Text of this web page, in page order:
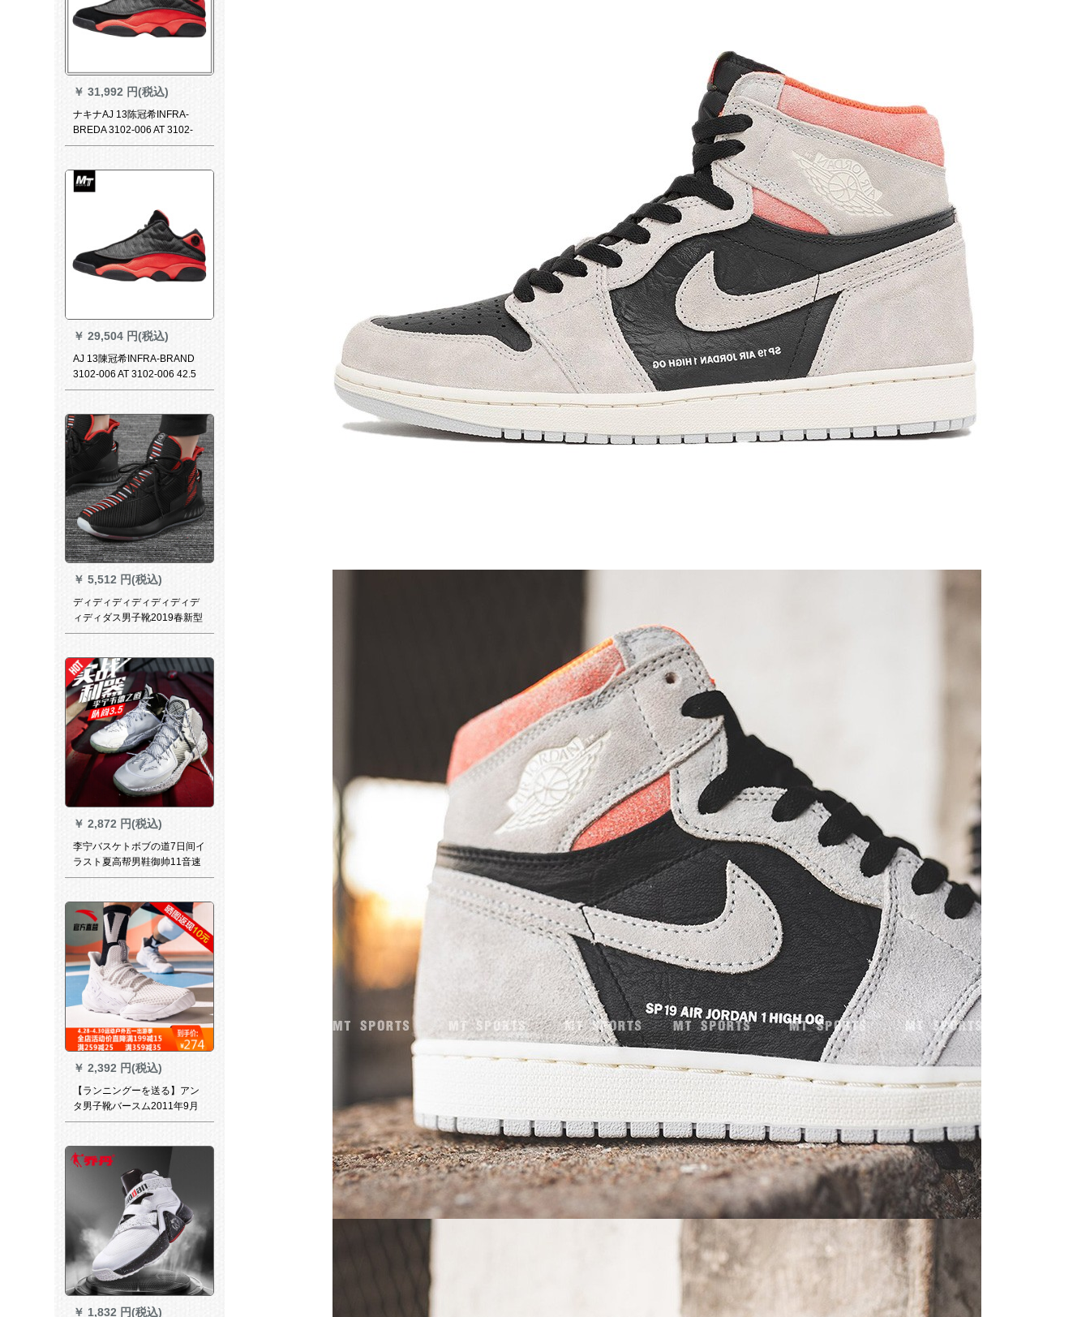
￥ 31,992 円(税込)
ナキナAJ 13陈冠希INFRA-
BREDA 3102-006 AT 3102-
006
￥ 29,504 円(税込)
AJ 13陳冠希INFRA-BRAND
3102-006 AT 3102-006 42.5
￥ 5,512 円(税込)
ディディディディディディデ
ィディダス男子靴2019春新型
ロスディック・スライド9实戦
￥ 2,872 円(税込)
李宁バスケトボブの道7日间イ
ラスト夏高帮男鞋御帅11音速
3中国悟道ダンピグニー（チム
￥ 2,392 円(税込)
【ランニングーを送る】アン
タ男子靴バースム2011年9月
の新型レインフェルエ外野
入れていることが判明しまし
た。
￥ 1,832 円(税込)